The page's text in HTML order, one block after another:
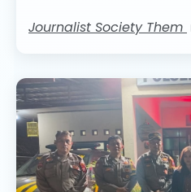
Journalist Society Them